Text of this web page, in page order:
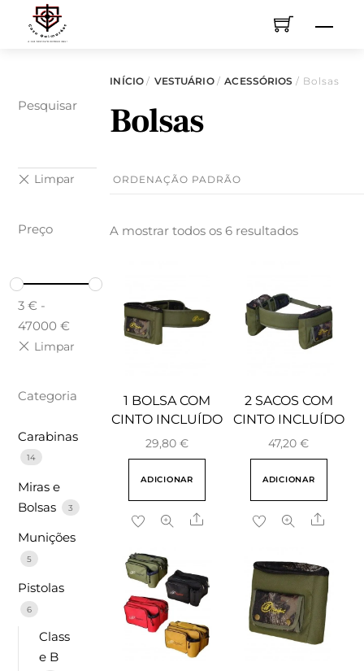
INÍCIO/ VESTUÁRIO/ACESSÓRIOS / Bolsas
Bolsas
A mostrar todos os 6 resultados
1 BOLSA COM
CINTO INCLUÍDO
29,80€
ADICIONAR
Share
2 SACOS COM
CINTO INCLUÍDO
47,20€
ADICIONAR
Share
Pesquisar
Preço
3 € -
47000 €
Categoria
Carabinas
14
Miras e
Bolsas
3
Munições
5
Pistolas
6
Class
e B